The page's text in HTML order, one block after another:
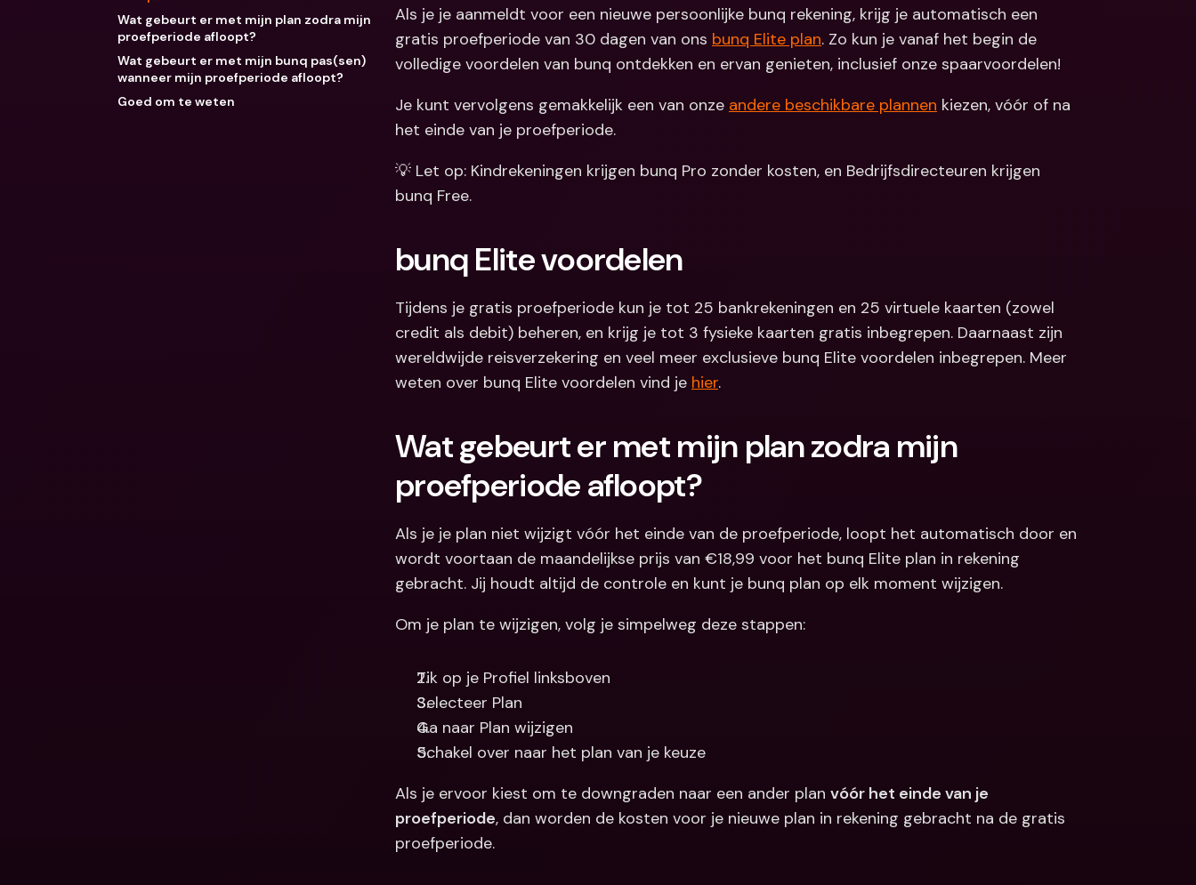
Internationale bankrekeningen
& vreemde valuta
Koppelingen
Internationale bankrekeningen
& vreemde valuta
Wat gebeurt er met mijn plan zodra mijn
proefperiode afloopt?
Wat gebeurt er met mijn bunq pas(sen)
wanneer mijn proefperiode afloopt?
Goed om te weten
Als je je aanmeldt voor een nieuwe persoonlijke bunq rekening, krijg je automatisch een
gratis proefperiode van 30 dagen van ons bunq Elite plan. Zo kun je vanaf het begin de
volledige voordelen van bunq ontdekken en ervan genieten, inclusief onze spaarvoordelen!
Je kunt vervolgens gemakkelijk een van onze andere beschikbare plannen kiezen, vóór of na
het einde van je proefperiode.
💡 Let op: Kindrekeningen krijgen bunq Pro zonder kosten, en Bedrijfsdirecteuren krijgen
bunq Free.
bunq Elite voordelen
Tijdens je gratis proefperiode kun je tot 25 bankrekeningen en 25 virtuele kaarten (zowel
credit als debit) beheren, en krijg je tot 3 fysieke kaarten gratis inbegrepen. Daarnaast zijn
wereldwijde reisverzekering en veel meer exclusieve bunq Elite voordelen inbegrepen. Meer
weten over bunq Elite voordelen vind je hier.
Wat gebeurt er met mijn plan zodra mijn
proefperiode afloopt?
Als je je plan niet wijzigt vóór het einde van de proefperiode, loopt het automatisch door en
wordt voortaan de maandelijkse prijs van €18,99 voor het bunq Elite plan in rekening
gebracht. Jij houdt altijd de controle en kunt je bunq plan op elk moment wijzigen.
Om je plan te wijzigen, volg je simpelweg deze stappen:
Tik op je Profiel linksboven
Selecteer Plan
Ga naar Plan wijzigen
Schakel over naar het plan van je keuze
Als je ervoor kiest om te downgraden naar een ander plan vóór het einde van je
proefperiode, dan worden de kosten voor je nieuwe plan in rekening gebracht na de gratis
proefperiode.